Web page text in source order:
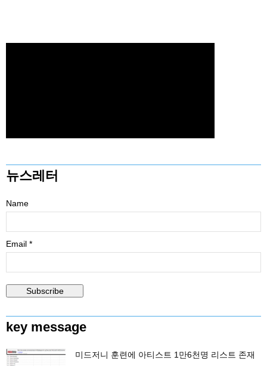
뉴스레터
Name
Email *
key message
미드저니 훈련에 아티스트 1만6천명 리스트 존재